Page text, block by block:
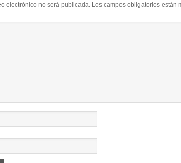
electrónico no será publicada. Los campos obligatorios están